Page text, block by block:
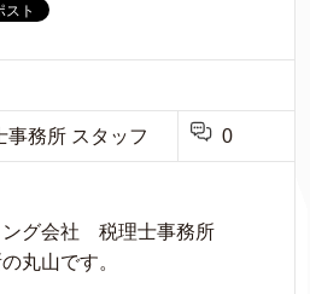
事務所 スタッフ 0
ング会社 税理士事務所
丸山です。